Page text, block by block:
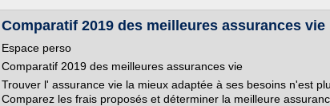
Comparatif 2019 des meilleures assurances
Espace perso
Comparatif 2019 des meilleures assurances vie
Trouver l' assurance vie la mieux adaptée à ses besoins n'est
Comparez les frais proposés et déterminer la meilleure